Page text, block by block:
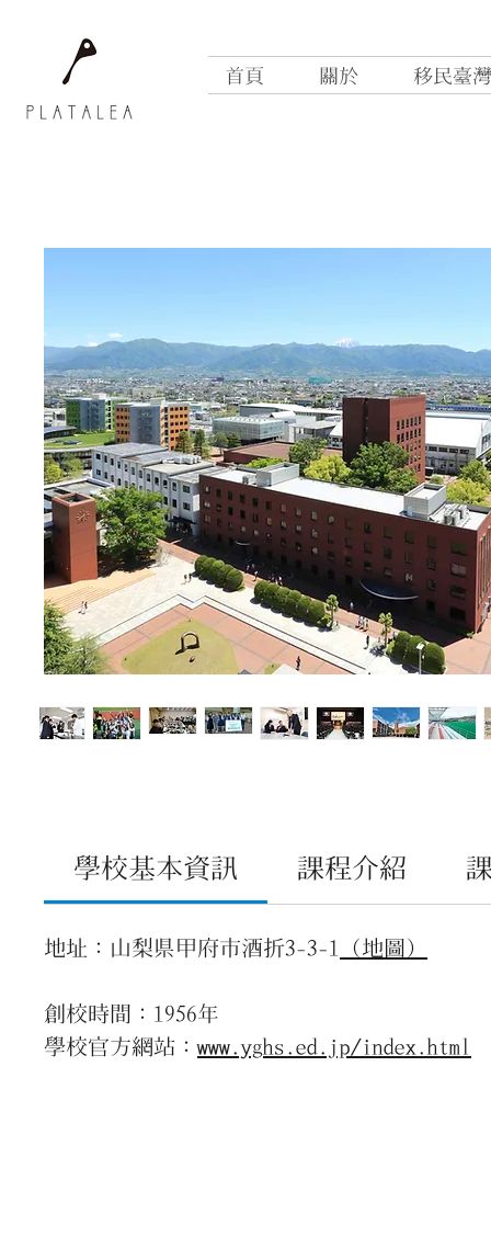
首頁 關於 移民臺灣
學校基本資訊 課程介紹
地址：山梨県甲府市酒折3-3-1 （地圖）
創校時間：1956年
學校官方網站：www.yghs.ed.jp/index.html